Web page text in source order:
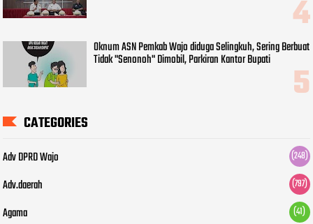
Oknum ASN Pemkab Wajo diduga Selingkuh, Sering Berbuat
Tidak "Senonoh" Dimobil, Parkiran Kantor Bupati
CATEGORIES
Adv DPRD Wajo (248)
Adv.daerah (797)
Agama (41)